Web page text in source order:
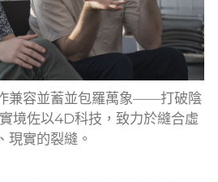
兼容並蓄並包羅萬象——打破陰
境佐以4D科技，致力於縫合虛
現實的裂縫。